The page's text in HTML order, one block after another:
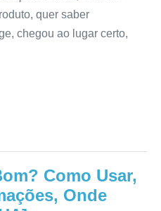
quer saber
chegou ao lugar certo,
Como Usar,
Onde